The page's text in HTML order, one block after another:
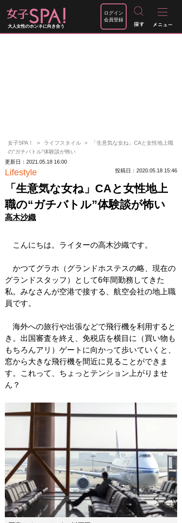
大人女性のホンネに向き合う
ログイン
会員登録
女子SPA！ ライフスタイル
「生意気な女ね」CAと女性地上職
の“ガチバトル”体験談が怖い
更新日：2021.05.18 16:00
Lifestyle 投稿日：2020.05.18 15:46
「生意気な女ね」CAと女性地上
職の“ガチバトル”体験談が怖い
高木沙織
こんにちは。ライターの高木沙織です。
かつてグラホ（グランドホステスの略、現在の
グランドスタッフ）として6年間勤務してきた
私。みなさんが空港で接する、航空会社の地上職
員です。
海外への旅行や出張などで飛行機を利用すると
き。出国審査を終え、免税店を横目に（買い物も
もちろんアリ）ゲートに向かって歩いていくと、
窓から大きな飛行機を間近に見ることができま
す。これって、ちょっとテンション上がりませ
ん？